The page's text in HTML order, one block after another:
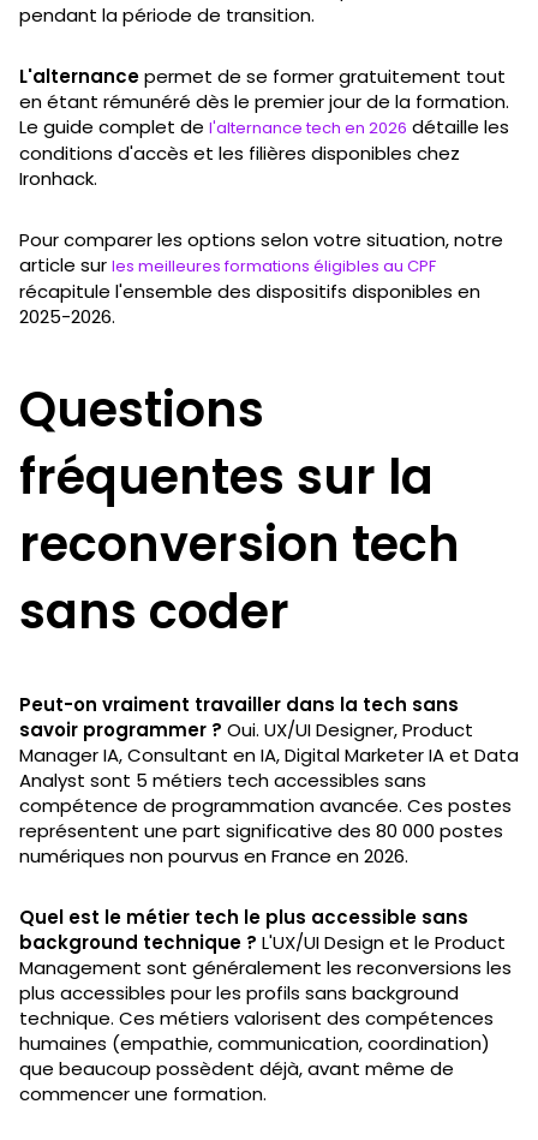
pendant la période de transition.
L'alternancepermet de se former gratuitement tout
en étant rémunéré dès le premier jour de la formation.
Le guide complet de l'alternance tech en 2026 détaille les
conditions d'accès et les filières disponibles chez
Ironhack.
Pour comparer les options selon votre situation, notre
article sur les meilleures formations éligibles au CPF
récapitule l'ensemble des dispositifs disponibles en
2025-2026.
Questions
fréquentes sur la
reconversion tech
sans coder
Peut-on vraiment travailler dans la tech sans
savoir programmer ? Oui. UX/UI Designer, Product
Manager IA, Consultant en IA, Digital Marketer IA et Data
Analyst sont 5 métiers tech accessibles sans
compétence de programmation avancée. Ces postes
représentent une part significative des 80 000 postes
numériques non pourvus en France en 2026.
Quel est le métier tech le plus accessible sans
background technique ? L'UX/UI Design et le Product
Management sont généralement les reconversions les
plus accessibles pour les profils sans background
technique. Ces métiers valorisent des compétences
humaines (empathie, communication, coordination)
que beaucoup possèdent déjà, avant même de
commencer une formation.